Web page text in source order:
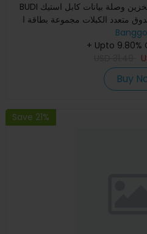
BUDI متعددة الوظائف الذكية بطاقة تخزين وصلة بيانات كابل استيك
متعدد الكبلات مجموعة بطاقة ا
+ Upto 9.80%
Buy
Save 21%